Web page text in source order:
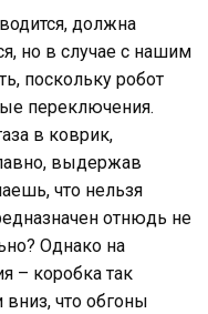
должна
но в случае с нашим
поскольку робот
переключения.
в коврик,
выдержав
что нельзя
отнюдь не
Однако на
– коробка так
что обгоны